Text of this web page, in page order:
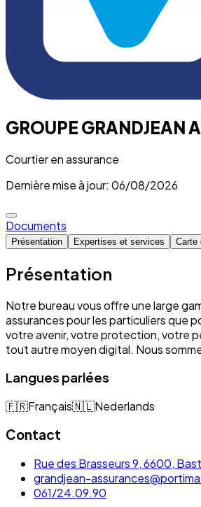
GROUPE GRANDJEAN
Courtier en assurance
Dernière mise à jour: 06/08/2026
Documents
Présentation Expertises et services Carte
Présentation
Notre bureau vous offre une large
assurances pour les particuliers que
votre avenir, votre protection, votre
tout autre moyen digital. Nous
Langues parlées
🇫🇷Français🇳🇱Nederlands
Contact
Rue des Brasseurs 9, 6600,
grandjean-
061/24.09.90